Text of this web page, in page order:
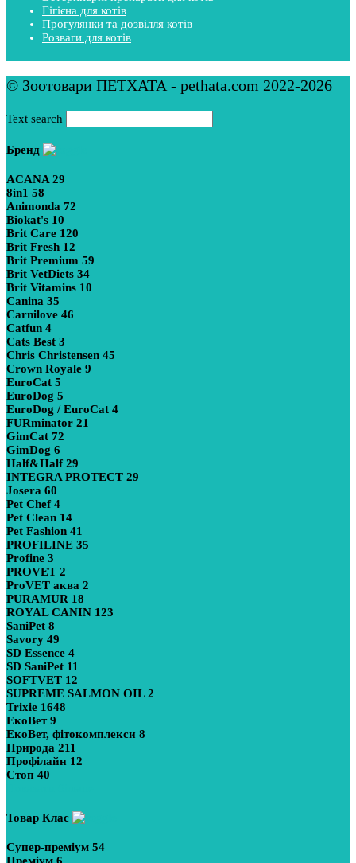
Гігієна для котів
Прогулянки та дозвілля котів
Розваги для котів
© Зоотовари ПЕТХАТА - pethata.com 2022-2026
Text search
Бренд
ACANA 29
8in1 58
Animonda 72
Biokat's 10
Brit Care 120
Brit Fresh 12
Brit Premium 59
Brit VetDiets 34
Brit Vitamins 10
Canina 35
Carnilove 46
Catfun 4
Cats Best 3
Chris Christensen 45
Crown Royale 9
EuroCat 5
EuroDog 5
EuroDog / EuroCat 4
FURminator 21
GimCat 72
GimDog 6
Half&Half 29
INTEGRA PROTECT 29
Josera 60
Pet Chef 4
Pet Clean 14
Pet Fashion 41
PROFILINE 35
Profine 3
PROVET 2
ProVET аква 2
PURAMUR 18
ROYAL CANIN 123
SaniPet 8
Savory 49
SD Essence 4
SD SaniPet 11
SOFTVET 12
SUPREME SALMON OIL2
Trixie 1648
ЕкоВет9
ЕкоВет, фітокомплекси 8
Природа 211
Профілайн 12
Стоп 40
Товар Клас
Супер-преміум 54
Преміум 6